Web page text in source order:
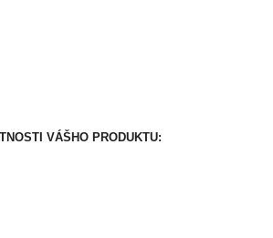
VÁŠHO PRODUKTU: